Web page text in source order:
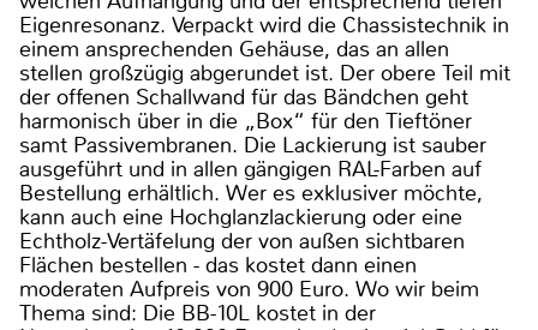
Eigenresonanz. Verpackt wird die Chassistechnik in
einem ansprechenden Gehäuse, das an allen
stellen großzügig abgerundet ist. Der obere Teil mit
der offenen Schallwand für das Bändchen geht
harmonisch über in die „Box“ für den Tieftöner
samt Passivembranen. Die Lackierung ist sauber
ausgeführt und in allen gängigen RAL-Farben auf
Bestellung erhältlich. Wer es exklusiver möchte,
kann auch eine Hochglanzlackierung oder eine
Echtholz-Vertäfelung der von außen sichtbaren
Flächen bestellen - das kostet dann einen
moderaten Aufpreis von 900 Euro. Wo wir beim
Thema sind: Die BB-10L kostet in der